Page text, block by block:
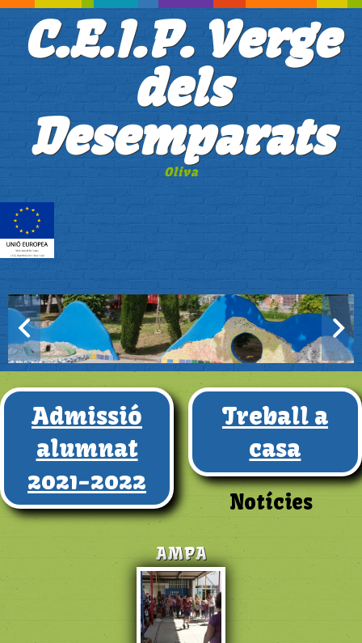
C.E.I.P. Verge
dels
Desemparats
Oliva
Admissió
alumnat
2021-2022
Treball a
casa
Notícies
AMPA